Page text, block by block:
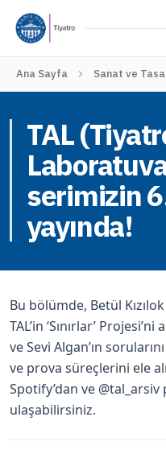
Ana Sayfa Sanat ve
TAL
serimizin
yayında!
Bu bölümde, Betül
TAL’in ‘Sınırlar’
ve Sevi Algan’ın
ve prova süreçlerini ele
Spotify’dan ve @tal_arsiv
ulaşabilirsiniz.